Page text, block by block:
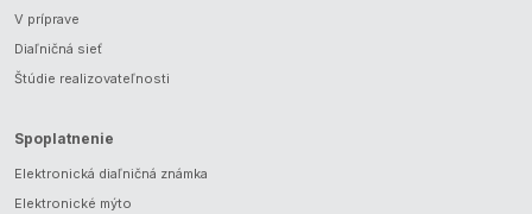
V príprave
Diaľničná sieť
Štúdie realizovateľnosti
Spoplatnenie
Elektronická diaľničná známka
Elektronické mýto